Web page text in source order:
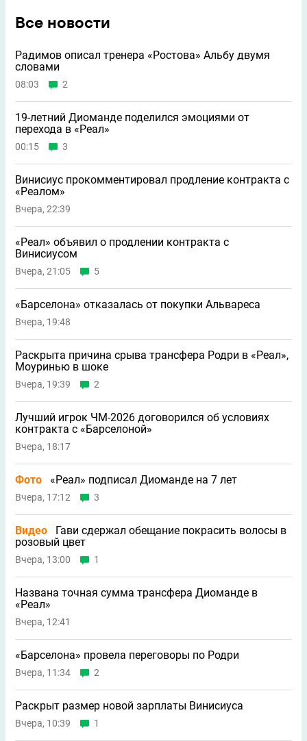
Все новости
Радимов описал тренера «Ростова» Альбу двумя
словами
08:03 2
19-летний Диоманде поделился эмоциями от
перехода в «Реал»
00:15 3
Винисиус прокомментировал продление контракта с
«Реалом»
Вчера, 22:39
«Реал» объявил о продлении контракта с
Винисиусом
Вчера, 21:05 5
«Барселона» отказалась от покупки Альвареса
Вчера, 19:48
Раскрыта причина срыва трансфера Родри в «Реал»,
Моуринью в шоке
Вчера, 19:39 2
Лучший игрок ЧМ-2026 договорился об условиях
контракта с «Барселоной»
Вчера, 18:17
Фото «Реал» подписал Диоманде на 7 лет
Вчера, 17:12 3
Видео
Гави сдержал обещание покрасить волосы в
розовый цвет
Вчера, 13:00 1
Названа точная сумма трансфера Диоманде в
«Реал»
Вчера, 12:41
«Барселона» провела переговоры по Родри
Вчера, 11:34 2
Раскрыт размер новой зарплаты Винисиуса
Вчера, 10:39 1